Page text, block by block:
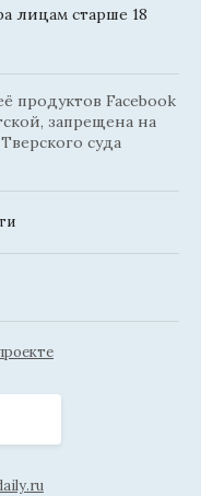
лицам старше 18
продуктов Facebook
запрещена на
суда